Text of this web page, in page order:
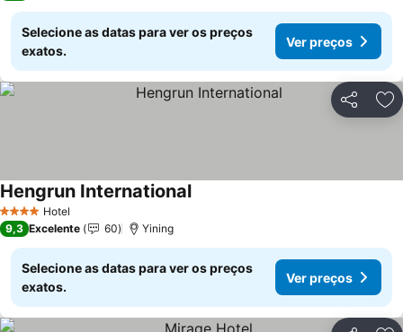
Selecione as datas para ver os preços
exatos.
Ver preços
Partilhar
4 EstrelasHotel
Hengrun InternationalVer preços
9,3 Excelente 60 Yining
Selecione as datas para ver os preços
exatos.
Ver preços